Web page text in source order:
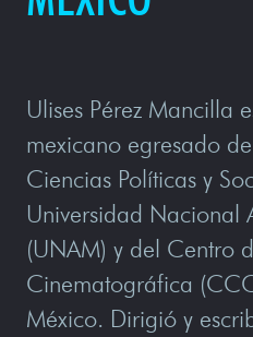
Ulises Pérez Mancilla
mexicano egresado
Ciencias Políticas y
Universidad Nacional
(UNAM) y del Centro
Cinematográfica
México. Dirigió y